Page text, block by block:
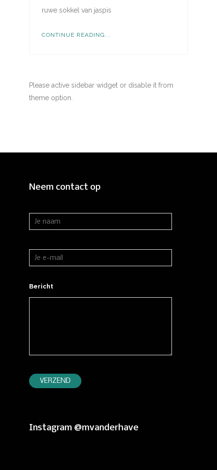
ruwe sokkel van jaspis
CONTINUE READING...
Please active sidebar widget or disable it from
theme option.
Neem contact op
Bericht
Instagram @mvanderhave